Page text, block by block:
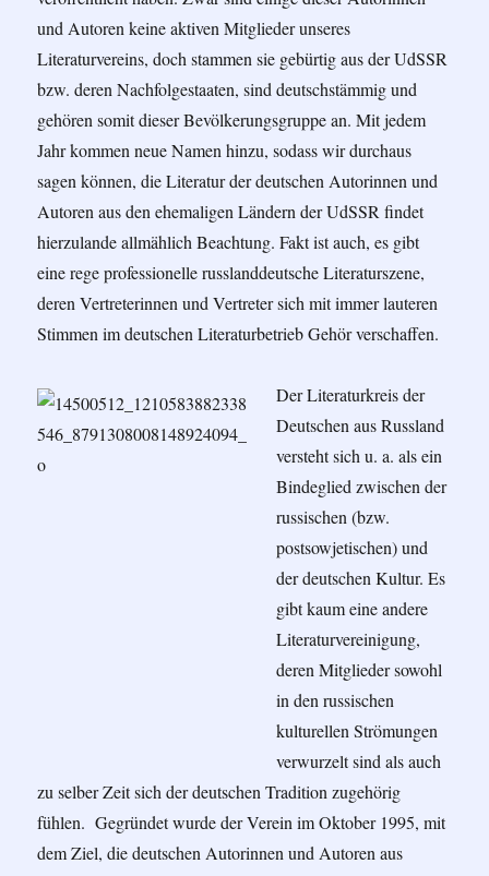
und Autoren keine aktiven Mitglieder unseres
Literaturvereins, doch stammen sie gebürtig aus der UdSSR
bzw. deren Nachfolgestaaten, sind deutschstämmig und
gehören somit dieser Bevölkerungsgruppe an. Mit jedem
Jahr kommen neue Namen hinzu, sodass wir durchaus
sagen können, die Literatur der deutschen Autorinnen und
Autoren aus den ehemaligen Ländern der UdSSR findet
hierzulande allmählich Beachtung. Fakt ist auch, es gibt
eine rege professionelle russlanddeutsche Literaturszene,
deren Vertreterinnen und Vertreter sich mit immer lauteren
Stimmen im deutschen Literaturbetrieb Gehör verschaffen.
Der Literaturkreis der
Deutschen aus Russland
versteht sich u. a. als ein
Bindeglied zwischen der
russischen (bzw.
postsowjetischen) und
der deutschen Kultur. Es
gibt kaum eine andere
Literaturvereinigung,
deren Mitglieder sowohl
in den russischen
kulturellen Strömungen
verwurzelt sind als auch
zu selber Zeit sich der deutschen Tradition zugehörig
fühlen. Gegründet wurde der Verein im Oktober 1995, mit
dem Ziel, die deutschen Autorinnen und Autoren aus